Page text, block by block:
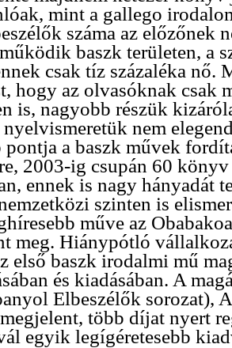
mint a gallego
száma az előzőnek
baszk területen, a
csak tíz százaléka nő.
hogy az olvasóknak csak
is, nagyobb részük
nem
pontja a baszk művek
2003-ig csupán 60
ennek is nagy hányadát
szinten is
műve az
meg. Hiánypótló
első baszk irodalmi mű
és kiadásában. A
Elbeszélők sorozat),
több díjat nyert
egyik legígéretesebb